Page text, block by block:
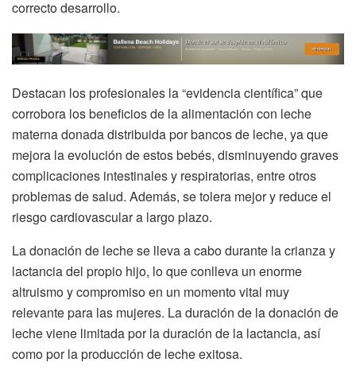
correcto desarrollo.
Destacan los profesionales la “evidencia científica” que
corrobora los beneficios de la alimentación con leche
materna donada distribuida por bancos de leche, ya que
mejora la evolución de estos bebés, disminuyendo graves
complicaciones intestinales y respiratorias, entre otros
problemas de salud. Además, se tolera mejor y reduce el
riesgo cardiovascular a largo plazo.
La donación de leche se lleva a cabo durante la crianza y
lactancia del propio hijo, lo que conlleva un enorme
altruismo y compromiso en un momento vital muy
relevante para las mujeres. La duración de la donación de
leche viene limitada por la duración de la lactancia, así
como por la producción de leche exitosa.